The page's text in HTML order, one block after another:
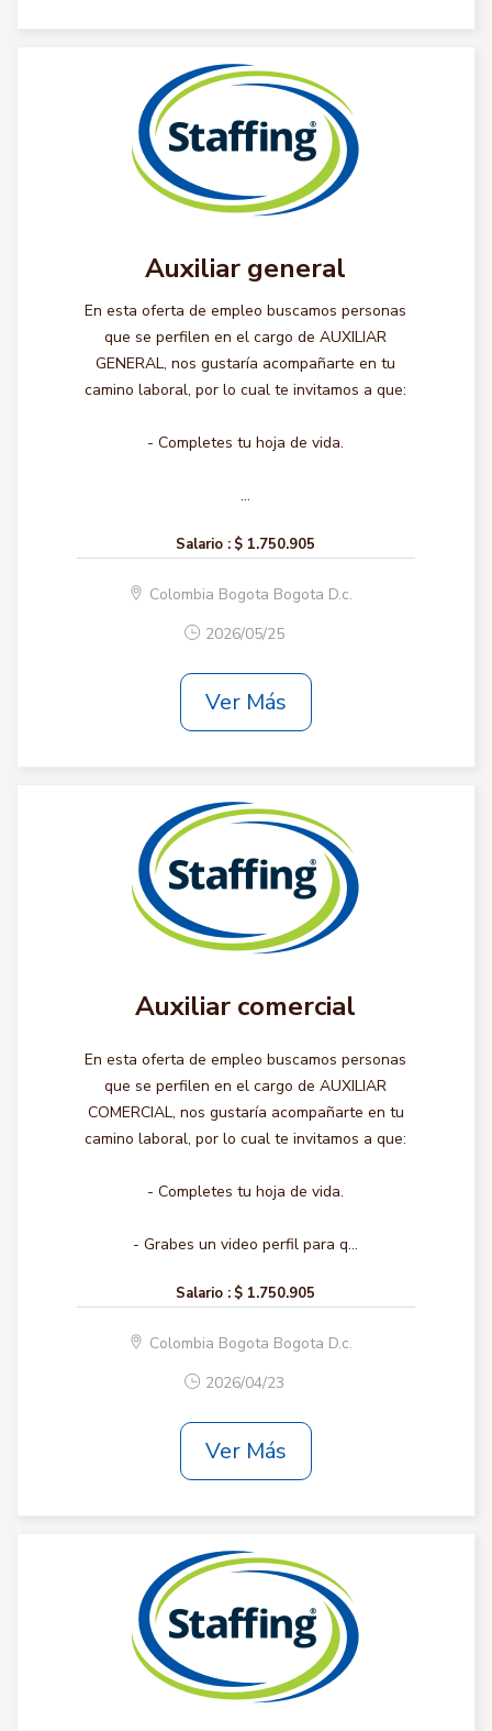
Auxiliar general
En esta oferta de empleo buscamos personas
que se perfilen en el cargo de AUXILIAR
GENERAL, nos gustaría acompañarte en tu
camino laboral, por lo cual te invitamos a que:
- Completes tu hoja de vida.
...
Salario : $ 1.750.905
Colombia Bogota Bogota D.c.
2026/05/25
Ver Más
Auxiliar comercial
En esta oferta de empleo buscamos personas
que se perfilen en el cargo de AUXILIAR
COMERCIAL, nos gustaría acompañarte en tu
camino laboral, por lo cual te invitamos a que:
- Completes tu hoja de vida.
- Grabes un video perfil para q...
Salario : $ 1.750.905
Colombia Bogota Bogota D.c.
2026/04/23
Ver Más